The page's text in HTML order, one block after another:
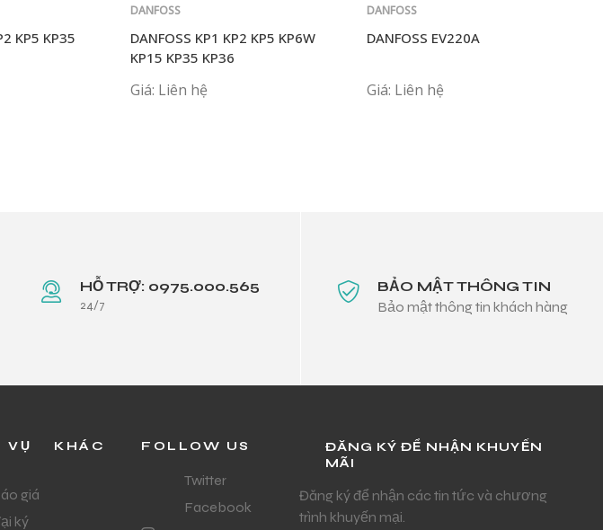
KP5 KP35
DANFOSS
DANFOSS KP1 KP2 KP5 KP6W
KP15 KP35 KP36
Giá: Liên hệ
DANFOSS
DANFOSS EV220A
Giá: Liên hệ
HỖ TRỢ: 0975.000.565
24/7
BẢO MẬT THÔNG TIN
Bảo mật thông tin khách hàng
KHÁC
giá
ký
FOLLOW US
Twitter
Facebook
ĐĂNG KÝ ĐỂ NHẬN KHUYẾN
MÃI
Đăng ký để nhận các tin tức và chương
trình khuyến mại.